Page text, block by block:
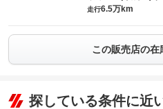
走行6.5万km
この販売店の在
探している条件に近